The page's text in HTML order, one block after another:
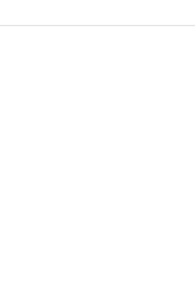
일단은 시간이
현 가능성에